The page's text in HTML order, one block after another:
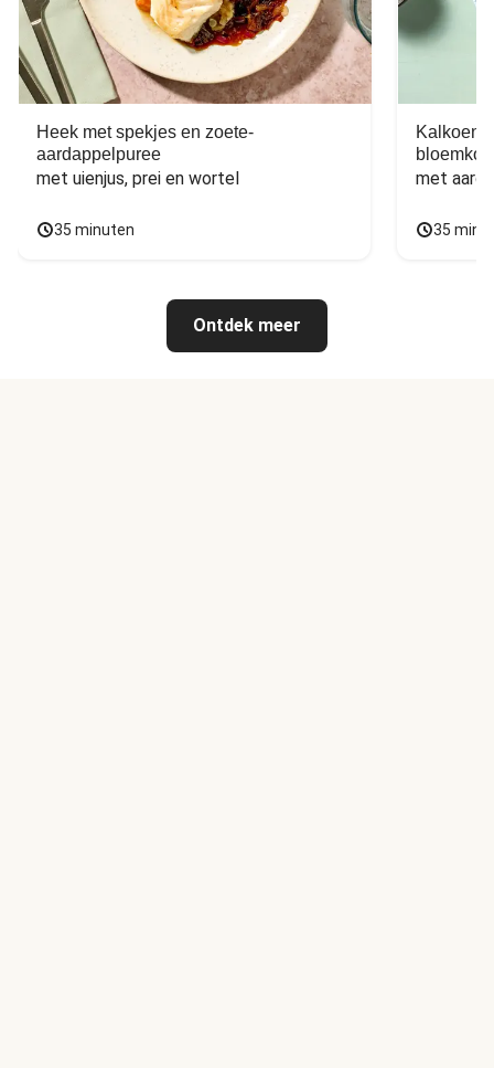
Heek met spekjes en zoete-
aardappelpuree
met uienjus, prei en wortel
35 minuten
Kalkoen
met
35
Ontdek meer